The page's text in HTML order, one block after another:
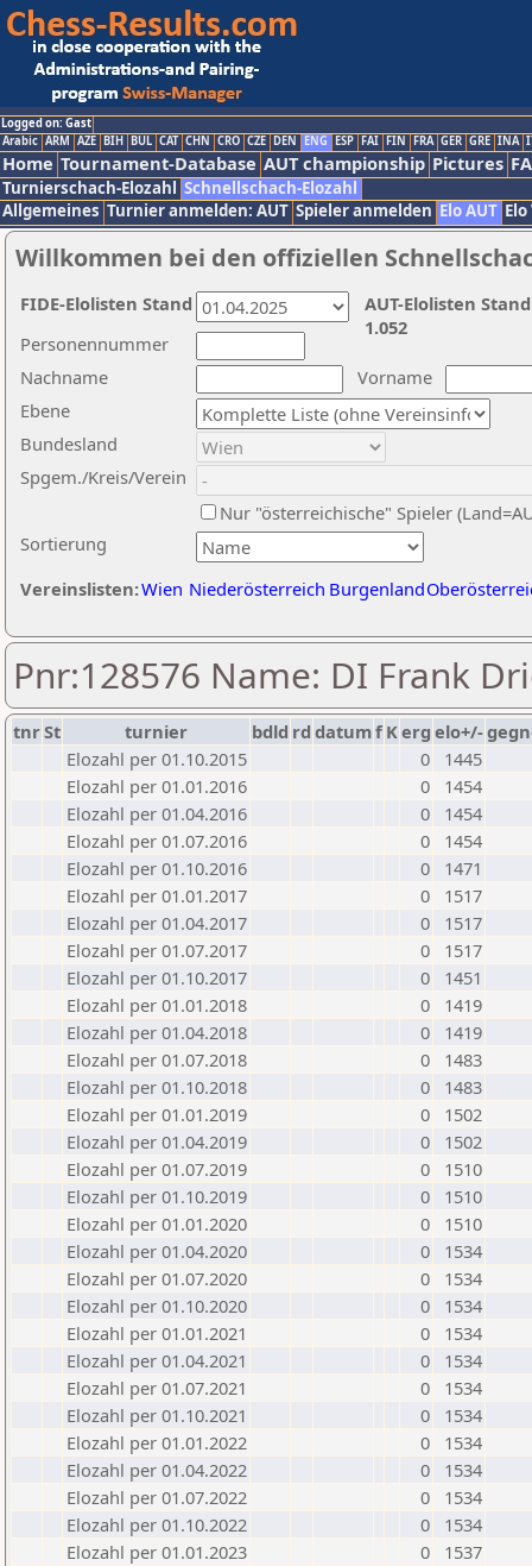
Logged on: Gast
Arabic ARM AZE BIH BUL CAT CHN CRO CZE DEN ENG ESP FAI FIN FRA GER GRE INA
Home Tournament-Database AUT championship Pictures
Turnierschach-Elozahl Schnellschach-Elozahl
Allgemeines Turnier anmelden: AUT Spieler anmelden Elo AUT
Willkommen bei den offiziellen
Nachname
Vorname
Ebene
Sortierung
Personennummer
Bundesland
Spgem./Kreis/Verein
Nur "österreichische" Spieler
Vereinslisten:Wien Niederösterreich Burgenland
AUT-Elolisten
1.052
FIDE-Elolisten Stand
Pnr:128576 Name: DI Frank
tnrSt turnier bdld rd datumf Kerg elo+/-
Elozahl per 01.10.2015
0
1445
Elozahl per 01.01.2016
0
1454
Elozahl per 01.04.2016
0
1454
Elozahl per 01.07.2016
0
1454
Elozahl per 01.10.2016
0
1471
Elozahl per 01.01.2017
0
1517
Elozahl per 01.04.2017
0
1517
Elozahl per 01.07.2017
0
1517
Elozahl per 01.10.2017
0
1451
Elozahl per 01.01.2018
0
1419
Elozahl per 01.04.2018
0
1419
Elozahl per 01.07.2018
0
1483
Elozahl per 01.10.2018
0
1483
Elozahl per 01.01.2019
0
1502
Elozahl per 01.04.2019
0
1502
Elozahl per 01.07.2019
0
1510
Elozahl per 01.10.2019
0
1510
Elozahl per 01.01.2020
0
1510
Elozahl per 01.04.2020
0
1534
Elozahl per 01.07.2020
0
1534
Elozahl per 01.10.2020
0
1534
Elozahl per 01.01.2021
0
1534
Elozahl per 01.04.2021
0
1534
Elozahl per 01.07.2021
0
1534
Elozahl per 01.10.2021
0
1534
Elozahl per 01.01.2022
0
1534
Elozahl per 01.04.2022
0
1534
Elozahl per 01.07.2022
0
1534
Elozahl per 01.10.2022
0
1534
Elozahl per 01.01.2023
0
1537